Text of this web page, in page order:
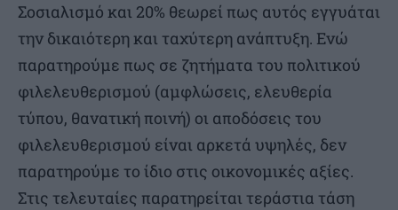
Σοσιαλισμό και 20% θεωρεί πως αυτός εγγυάται
την δικαιότερη και ταχύτερη ανάπτυξη. Ενώ
παρατηρούμε πως σε ζητήματα του πολιτικού
φιλελευθερισμού (αμφλώσεις, ελευθερία
τύπου, θανατική ποινή) οι αποδόσεις του
φιλελευθερισμού είναι αρκετά υψηλές, δεν
παρατηρούμε το ίδιο στις οικονομικές αξίες.
Στις τελευταίες παρατηρείται τεράστια τάση